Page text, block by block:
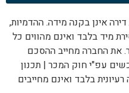
אינן בקנה מידה. ההדמיות,
מיד בלבד ואינם מהווים כל
את החברה מחייב ההסכם
עפ"י חוק המכר | תכנון
בלבד ואינם מחייבים